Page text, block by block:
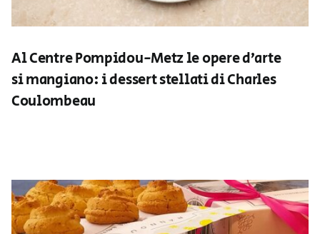
Al Centre Pompidou-Metz le opere d’arte
si mangiano: i dessert stellati di Charles
Coulombeau